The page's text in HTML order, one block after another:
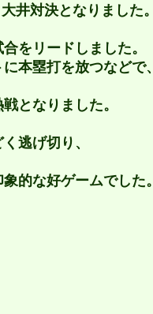
井対決となりました。
をリードしました。
本塁打を放つなどで、
となりました。
逃げ切り、
的な好ゲームでした。